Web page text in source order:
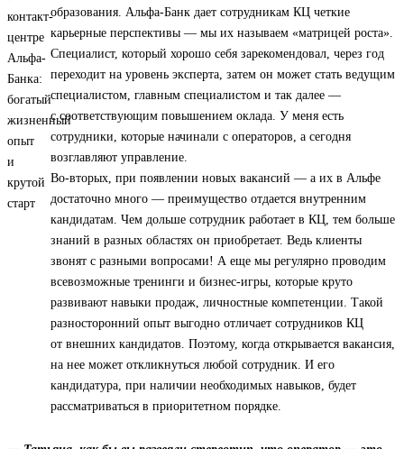
образования. Альфа-Банк дает сотрудникам КЦ четкие
карьерные перспективы — мы их называем «матрицей роста».
Специалист, который хорошо себя зарекомендовал, через год
переходит на уровень эксперта, затем он может стать ведущим
специалистом, главным специалистом и так далее —
с соответствующим повышением оклада. У меня есть
сотрудники, которые начинали с операторов, а сегодня
возглавляют управление.
Во-вторых, при появлении новых вакансий — а их в Альфе
достаточно много — преимущество отдается внутренним
кандидатам. Чем дольше сотрудник работает в КЦ, тем больше
знаний в разных областях он приобретает. Ведь клиенты
звонят с разными вопросами! А еще мы регулярно проводим
всевозможные тренинги и бизнес-игры, которые круто
развивают навыки продаж, личностные компетенции. Такой
разносторонний опыт выгодно отличает сотрудников КЦ
от внешних кандидатов. Поэтому, когда открывается вакансия,
на нее может откликнуться любой сотрудник. И его
кандидатура, при наличии необходимых навыков, будет
рассматриваться в приоритетном порядке.